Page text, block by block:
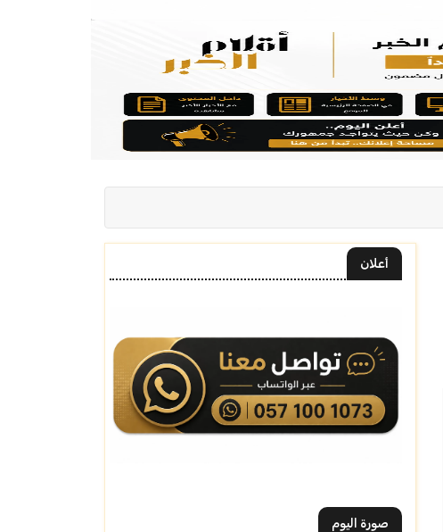
أعلان
صورة اليوم